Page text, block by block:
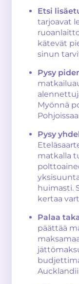
Etsi
tarjoavat
kätevät
sinun
Pysy
Myönnä
Pysy
matkalla
huimasti.
kertaa
Palaa
päättää